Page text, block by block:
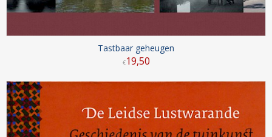
Tastbaar geheugen
€19,50